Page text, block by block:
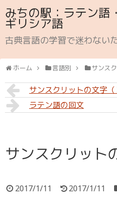
みちの駅：ラテン語
ギリシア語
古典言語の学習で迷わない
ホーム 言語別 サンス
サンスクリットの文字（
ラテン語の回文
サンスクリット
2017/1/11 2017/1/11